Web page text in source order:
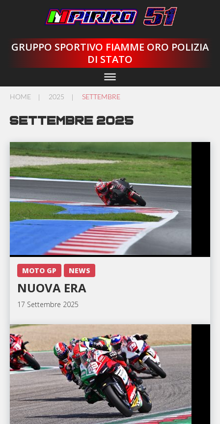
GRUPPO SPORTIVO FIAMME ORO POLIZIA
DI STATO
dehaze
HOME
/
2025
/
SETTEMBRE
Settembre 2025
MOTO GP NEWS
NUOVA ERA
17 Settembre 2025